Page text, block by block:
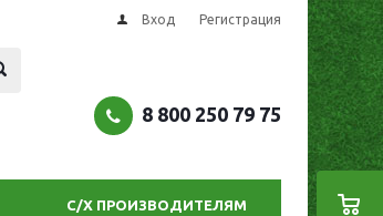
Вход Регистрация
8 800 250 79 75
С/Х ПРОИЗВОДИТЕЛЯМ